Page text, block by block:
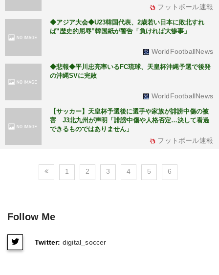
フットボール速報
◆アジア大会◆U23韓国代表、2歳若い日本に敗北すれ
ば“歴史的屈辱”韓国紙が警告「負ければ大惨事」
WorldFootballNews
◆悲報◆平川忠亮率いるFC琉球、天皇杯沖縄予選で後発
の沖縄SVに完敗
WorldFootballNews
【サッカー】天皇杯予選後に選手や家族が誹謗中傷の被
害 J3北九州が声明「誹謗中傷や人格否定…決して看過
できるものではありません」
フットボール速報
1 2 3 4 5 6
Follow Me
Twitter: digital_soccer